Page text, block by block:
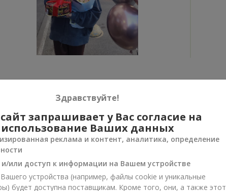
Все фото доставок
Заказать этот товар
Здравствуйте!
запрашивает у Вас согласие на
использование Ваших данных
реклама и контент, аналитика, определение
и/или доступ к информации на Вашем устройстве
устройства (например, файлы cookie и уникальные
будет доступна поставщикам. Кроме того, они, а также этот